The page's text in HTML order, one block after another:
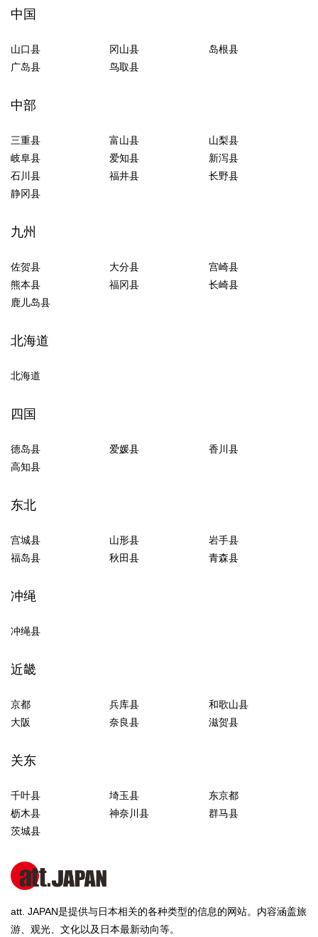
中国
山口县 冈山县
岛根县
广岛县
鸟取县
中部
三重县 富山县
山梨县
岐阜县
爱知县
新泻县
石川县
福井县
长野县
静冈县
九州
佐贺县 大分县
宫崎县
熊本县
福冈县
长崎县
鹿儿岛县
北海道
北海道
四国
德岛县 爱媛县
香川县
高知县
东北
宫城县 山形县
岩手县
福岛县
秋田县 青森县
冲绳
冲绳县
近畿
京都 兵库县
和歌山县
大阪
奈良县 滋贺县
关东
千叶县 埼玉县
东京都
枥木县
神奈川县
群马县
茨城县
att. JAPAN是提供与日本相关的各种类型的信息的网站。内容涵盖旅
游、观光、文化以及日本最新动向等。